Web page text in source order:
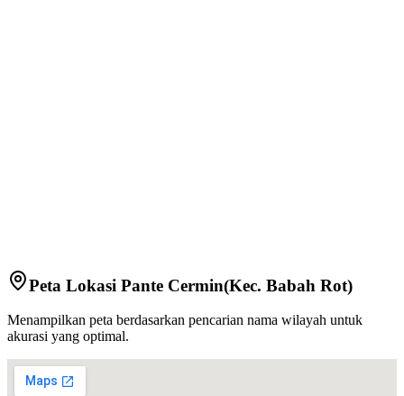
Peta Lokasi Pante Cermin(Kec. Babah Rot)
Menampilkan peta berdasarkan pencarian nama wilayah untuk
akurasi yang optimal.